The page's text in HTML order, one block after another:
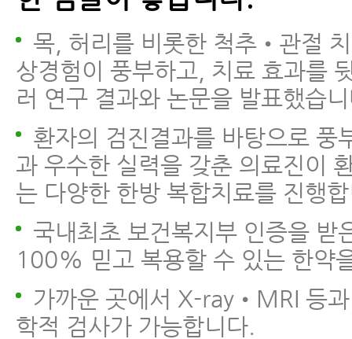
목, 허리를 비롯한 척추•관절
상경험이 풍부하고, 치료 효과를
러 연구 결과와 논문을 발표했습
환자의 검진결과를 바탕으로 풍
과 우수한 실력을 갖춘 의료진이
는 다양한 한방 복합치료를 진행
국내최초 보건복지부 인증을 받
100% 믿고 복용할 수 있는 한약
가까운 곳에서 X-ray•MRI 등
학적 검사가 가능합니다.